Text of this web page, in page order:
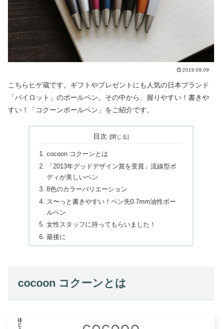
2019.09.09
こちらヒゲ蔵です。ギフトやプレゼントにも人気の日本ブランド
「パイロット」のボールペン。その中から、握りやすい！書きや
すい！「コクーンボールペン」をご紹介です。
目次
cocoon コクーンとは
「2013年グッドデザイン賞を受賞」流線型ボ
ディが美しいペン
8色のカラーバリエーション
ス〜っと書きやすい！ペン先0.7mm油性ボー
ルペン
女性スタッフに持ってもらいました！
最後に
cocoon コクーンとは